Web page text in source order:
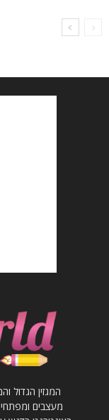
המגזין הגדול